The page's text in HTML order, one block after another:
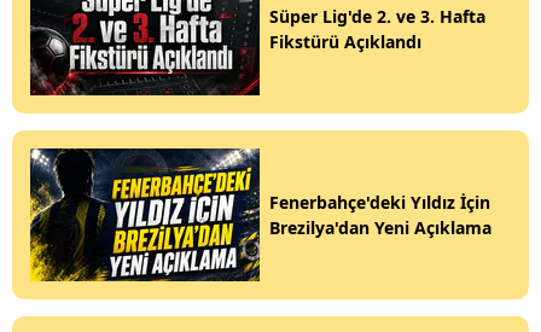
Süper Lig'de 2. ve 3. Hafta
Fikstürü Açıklandı
Fenerbahçe'deki Yıldız İçin
Brezilya'dan Yeni Açıklama